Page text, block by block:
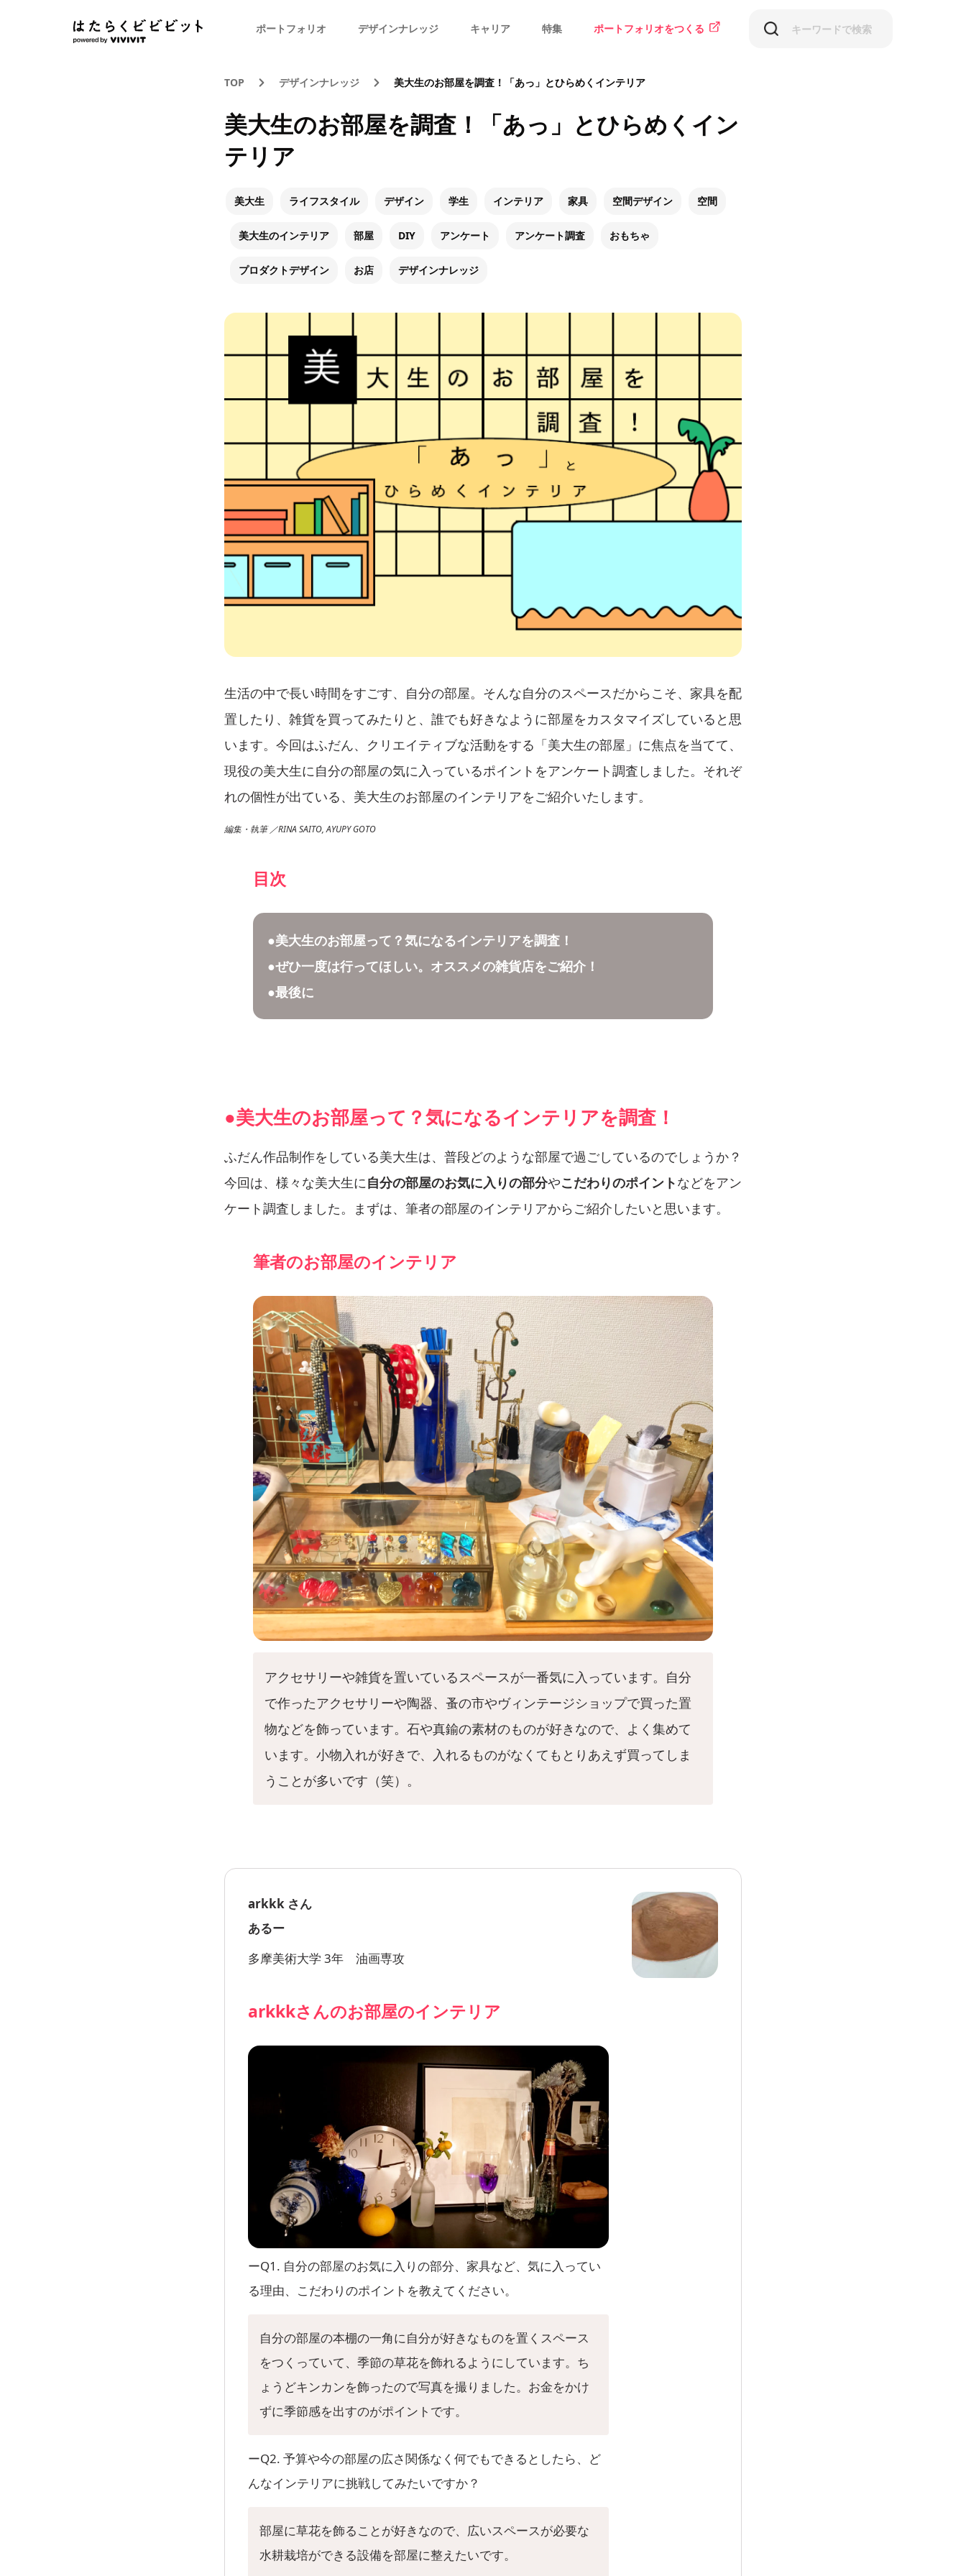
ポートフォリオ デザインナレッジ キャリア 特集 ポートフォリオをつくる
TOP デザインナレッジ 美大生のお部屋を調査！「あっ」とひらめくインテリア
美大生のお部屋を調査！「あっ」とひらめくイン
テリア
美大生 ライフスタイル デザイン 学生 インテリア 家具 空間デザイン 空間
美大生のインテリア 部屋 DIY アンケート アンケート調査 おもちゃ
プロダクトデザイン お店 デザインナレッジ
生活の中で長い時間をすごす、自分の部屋。そんな自分のスペースだからこそ、家具を配
置したり、雑貨を買ってみたりと、誰でも好きなように部屋をカスタマイズしていると思
います。今回はふだん、クリエイティブな活動をする「美大生の部屋」に焦点を当てて、
現役の美大生に自分の部屋の気に入っているポイントをアンケート調査しました。それぞ
れの個性が出ている、美大生のお部屋のインテリアをご紹介いたします。
編集・執筆 ／RINA SAITO, AYUPY GOTO
目次
●美大生のお部屋って？気になるインテリアを調査！
●ぜひ一度は行ってほしい。オススメの雑貨店をご紹介！
●最後に
●美大生のお部屋って？気になるインテリアを調査！
ふだん作品制作をしている美大生は、普段どのような部屋で過ごしているのでしょうか？
今回は、様々な美大生に自分の部屋のお気に入りの部分やこだわりのポイントなどをアン
ケート調査しました。まずは、筆者の部屋のインテリアからご紹介したいと思います。
筆者のお部屋のインテリア
アクセサリーや雑貨を置いているスペースが一番気に入っています。自分
で作ったアクセサリーや陶器、蚤の市やヴィンテージショップで買った置
物などを飾っています。石や真鍮の素材のものが好きなので、よく集めて
います。小物入れが好きで、入れるものがなくてもとりあえず買ってしま
うことが多いです（笑）。
arkkk さん
あるー
多摩美術大学 3年 油画専攻
arkkkさんのお部屋のインテリア
ーQ1. 自分の部屋のお気に入りの部分、家具など、気に入ってい
る理由、こだわりのポイントを教えてください。
自分の部屋の本棚の一角に自分が好きなものを置くスペース
をつくっていて、季節の草花を飾れるようにしています。ち
ょうどキンカンを飾ったので写真を撮りました。お金をかけ
ずに季節感を出すのがポイントです。
ーQ2. 予算や今の部屋の広さ関係なく何でもできるとしたら、ど
んなインテリアに挑戦してみたいですか？
部屋に草花を飾ることが好きなので、広いスペースが必要な
水耕栽培ができる設備を部屋に整えたいです。